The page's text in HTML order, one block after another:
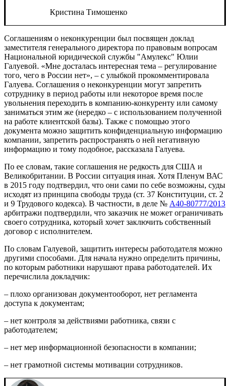
Кристина Тимошенко
Соглашениям о неконкуренции был посвящен доклад
заместителя генерального директора по правовым вопросам
Национальной юридической службы "Амулекс" Юлии
Галуевой. «Мне досталась интересная тема – регулирование
того, чего в России нет», – с улыбкой прокомментировала
Галуева. Соглашения о неконкуренции могут запретить
сотруднику в период работы или некоторое время после
увольнения переходить в компанию-конкуренту или самому
заниматься этим же (нередко – с использованием полученной
на работе клиентской базы). Также с помощью этого
документа можно защитить конфиденциальную информацию
компании, запретить распространять о ней негативную
информацию и тому подобное, рассказала Галуева.
По ее словам, такие соглашения не редкость для США и
Великобритании. В России ситуация иная. Хотя Пленум ВАС
в 2015 году подтвердил, что они сами по себе возможны, суды
исходят из принципа свободы труда (ст. 37 Конституции, ст. 2
и 9 Трудового кодекса). В частности, в деле № А40-80777/2013
арбитражи подтвердили, что заказчик не может ограничивать
своего сотрудника, который хочет заключить собственный
договор с исполнителем.
По словам Галуевой, защитить интересы работодателя можно
другими способами. Для начала нужно определить причины,
по которым работники нарушают права работодателей. Их
перечислила докладчик:
– плохо организован документооборот, нет регламента
доступа к документам;
– нет контроля за действиями работника, связи с
работодателем;
– нет мер информационной безопасности в компании;
– нет грамотной системы мотивации сотрудников.